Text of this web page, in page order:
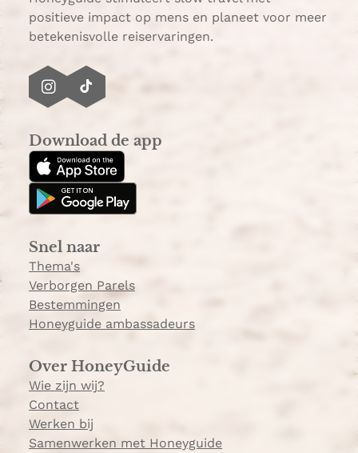
positieve impact op mens en planeet voor meer
betekenisvolle reiservaringen.
I
t
a
g
r
m
T
T
o
k
Download de app
Snel naar
Thema's
Verborgen Parels
Bestemmingen
Honeyguide ambassadeurs
Over HoneyGuide
Wie zijn wij?
Contact
Werken bij
Samenwerken met Honeyguide